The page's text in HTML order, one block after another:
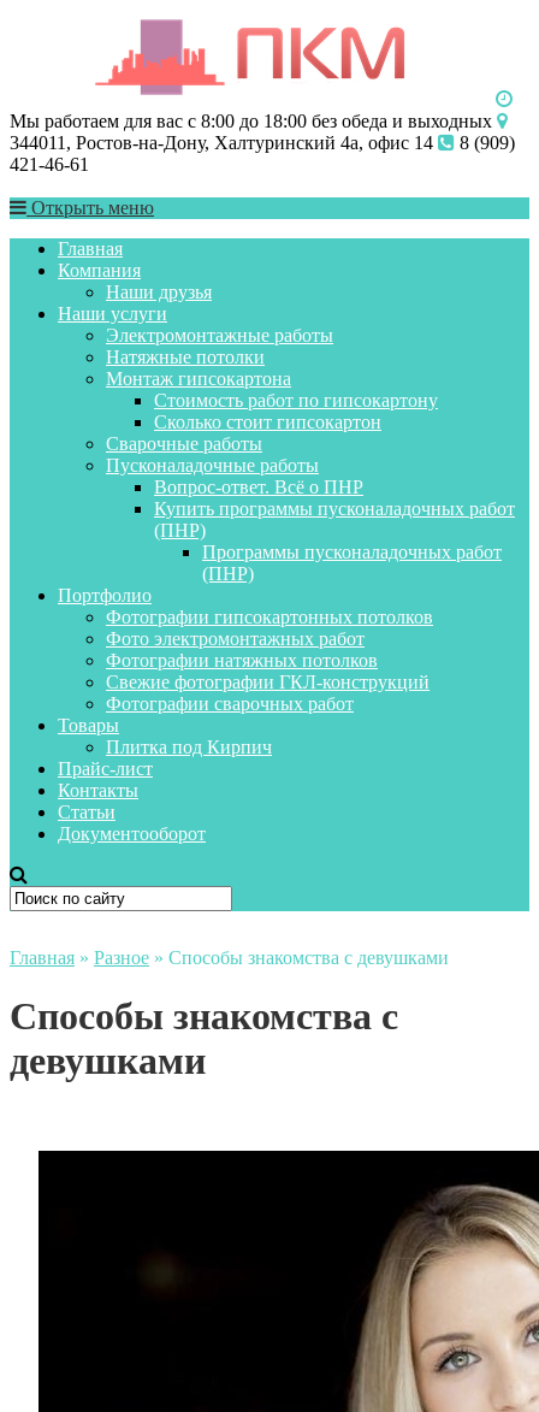
Мы работаем для вас с 8:00 до 18:00 без обеда и выходных
344011, Ростов-на-Дону, Халтуринский 4а, офис 14
8 (909)
421-46-61
Открыть меню
Главная
Компания
Наши друзья
Наши услуги
Электромонтажные работы
Натяжные потолки
Монтаж гипсокартона
Стоимость работ по гипсокартону
Сколько стоит гипсокартон
Сварочные работы
Пусконаладочные работы
Вопрос-ответ. Всё о ПНР
Купить программы пусконаладочных работ
(ПНР)
Программы пусконаладочных работ
(ПНР)
Портфолио
Фотографии гипсокартонных потолков
Фото электромонтажных работ
Фотографии натяжных потолков
Свежие фотографии ГКЛ-конструкций
Фотографии сварочных работ
Товары
Плитка под Кирпич
Прайс-лист
Контакты
Статьи
Документооборот
Главная » Разное » Способы знакомства с девушками
Способы знакомства с
девушками